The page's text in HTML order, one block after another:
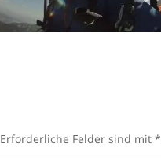
Erforderliche Felder sind mit*